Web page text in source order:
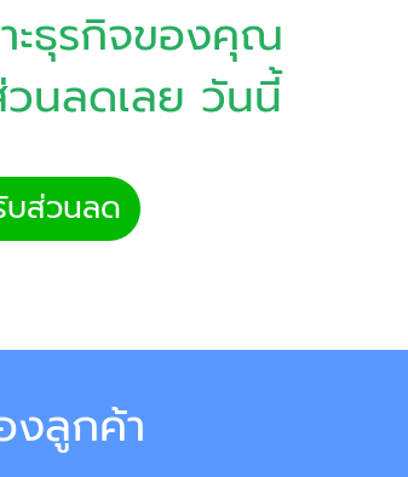
ะธุรกิจของคุณ
นลดเลย วันนี้
บส่วนลด
งลูกค้า